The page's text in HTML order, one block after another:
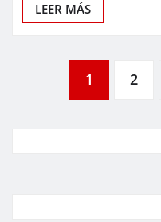
LEER MÁS
Paginación
1 2